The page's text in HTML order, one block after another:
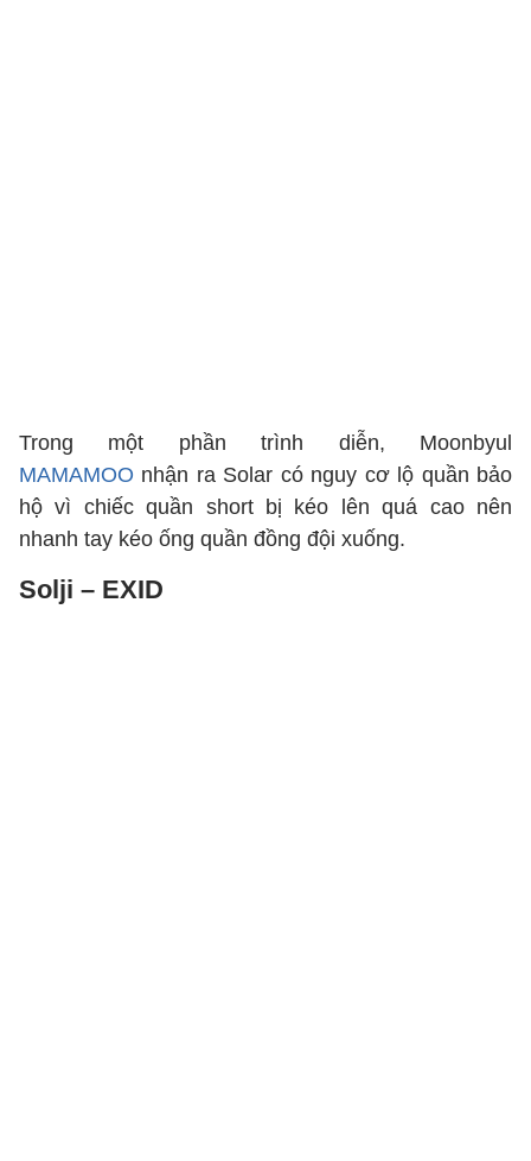
Trong một phần trình diễn, Moonbyul
MAMAMOO nhận ra Solar có nguy cơ lộ quần bảo
hộ vì chiếc quần short bị kéo lên quá cao nên
nhanh tay kéo ống quần đồng đội xuống.
Solji – EXID